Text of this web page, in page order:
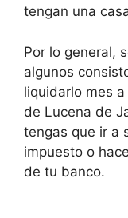
tengan una
Por lo general,
algunos
liquidarlo mes
de Lucena de
tengas que ir a
impuesto o
de tu banco.